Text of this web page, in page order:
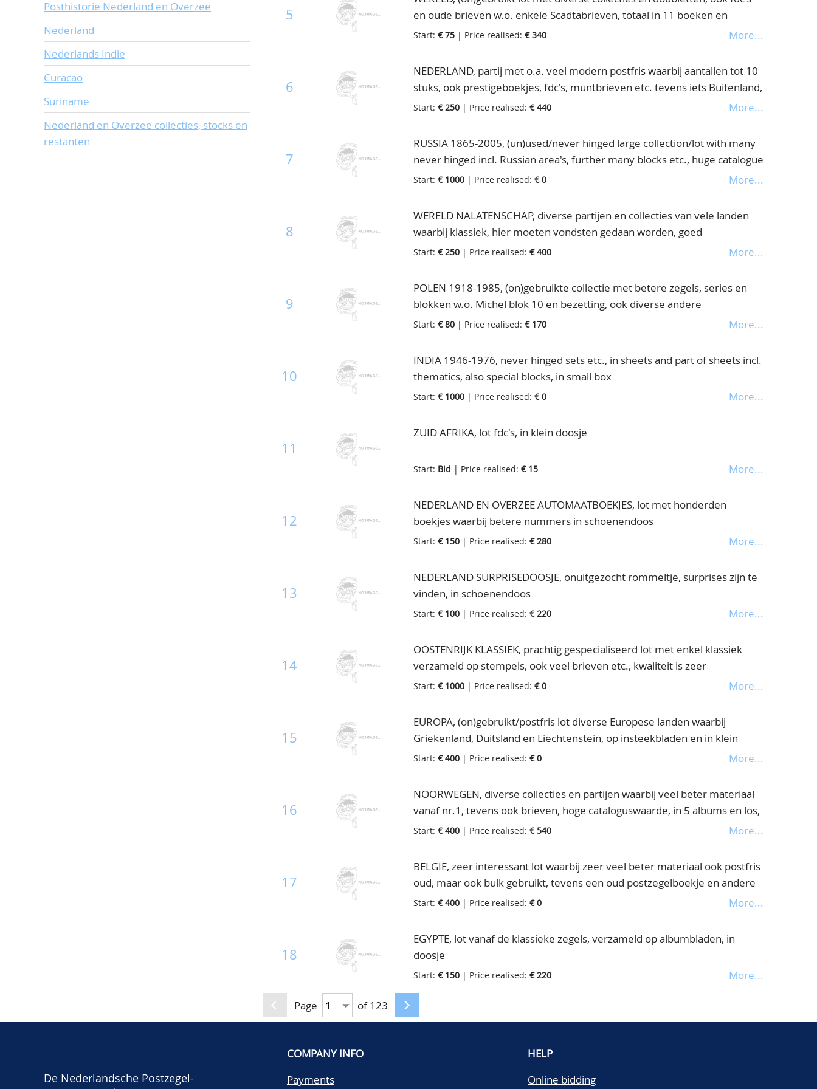
Posthistorie Nederland en Overzee
Nederland
Nederlands Indie
Curacao
Suriname
Nederland en Overzee collecties, stocks en
restanten
5
en oude brieven w.o. enkele Scadtabrieven, totaal in 11 boeken en
albums en los, in doos
More...
Start: € 75 | Price realised: € 340
6
NEDERLAND, partij met o.a. veel modern postfris waarbij aantallen tot 10
stuks, ook prestigeboekjes, fdc's, muntbrieven etc. tevens iets Buitenland,
in 7 albums en veel los, in doos
More...
Start: € 250 | Price realised: € 440
7
RUSSIA 1865-2005, (un)used/never hinged large collection/lot with many
never hinged incl. Russian area's, further many blocks etc., huge catalogue
value, in 15 stockbooks, in box
More...
Start: € 1000 | Price realised: € 0
8
WERELD NALATENSCHAP, diverse partijen en collecties van vele landen
waarbij klassiek, hier moeten vondsten gedaan worden, goed
bezichtigen!, in albums /insteekboeken en veel los, in 2 dozen
More...
Start: € 250 | Price realised: € 400
9
POLEN 1918-1985, (on)gebruikte collectie met betere zegels, series en
blokken w.o. Michel blok 10 en bezetting, ook diverse andere
landencollecties, in Schaubek album en veel op bladen, in doos
More...
Start: € 80 | Price realised: € 170
10
INDIA 1946-1976, never hinged sets etc., in sheets and part of sheets incl.
thematics, also special blocks, in small box
More...
Start: € 1000 | Price realised: € 0
11
ZUID AFRIKA, lot fdc's, in klein doosje
More...
Start: Bid | Price realised: € 15
12
NEDERLAND EN OVERZEE AUTOMAATBOEKJES, lot met honderden
boekjes waarbij betere nummers in schoenendoos
More...
Start: € 150 | Price realised: € 280
13
NEDERLAND SURPRISEDOOSJE, onuitgezocht rommeltje, surprises zijn te
vinden, in schoenendoos
More...
Start: € 100 | Price realised: € 220
14
OOSTENRIJK KLASSIEK, prachtig gespecialiseerd lot met enkel klassiek
verzameld op stempels, ook veel brieven etc., kwaliteit is zeer
hoogstaand, helaas heeft de inzender geen tijd meer gehad om dit op te
€10.000,= vnl. gekocht bij Oostenrijkse handelaren en veilingen, ideaal
om te detailleren, in mappen, op albumbladen en veel los, in doosje
More...
Start: € 1000 | Price realised: € 0
15
EUROPA, (on)gebruikt/postfris lot diverse Europese landen waarbij
Griekenland, Duitsland en Liechtenstein, op insteekbladen en in klein
doosje
More...
Start: € 400 | Price realised: € 0
16
NOORWEGEN, diverse collecties en partijen waarbij veel beter materiaal
vanaf nr.1, tevens ook brieven, hoge cataloguswaarde, in 5 albums en los,
in doosje
More...
Start: € 400 | Price realised: € 540
17
BELGIE, zeer interessant lot waarbij zeer veel beter materiaal ook postfris
oud, maar ook bulk gebruikt, tevens een oud postzegelboekje en andere
gekke dingen, goede bezichtiging aanbevolen, op kaartjes, in stockboekje
More...
Start: € 400 | Price realised: € 0
18
EGYPTE, lot vanaf de klassieke zegels, verzameld op albumbladen, in
doosje
More...
Start: € 150 | Price realised: € 220
Page of 123
De Nederlandsche Postzegel-
COMPANY INFO
Payments
HELP
Online bidding